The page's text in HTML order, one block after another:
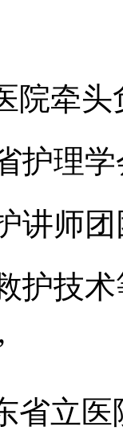
牵头
护理
讲师
护技
立医